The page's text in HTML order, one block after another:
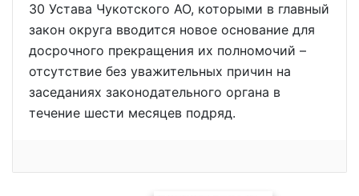
30 Устава Чукотского АО, которыми в главный
закон округа вводится новое основание для
досрочного прекращения их полномочий –
отсутствие без уважительных причин на
заседаниях законодательного органа в
течение шести месяцев подряд.